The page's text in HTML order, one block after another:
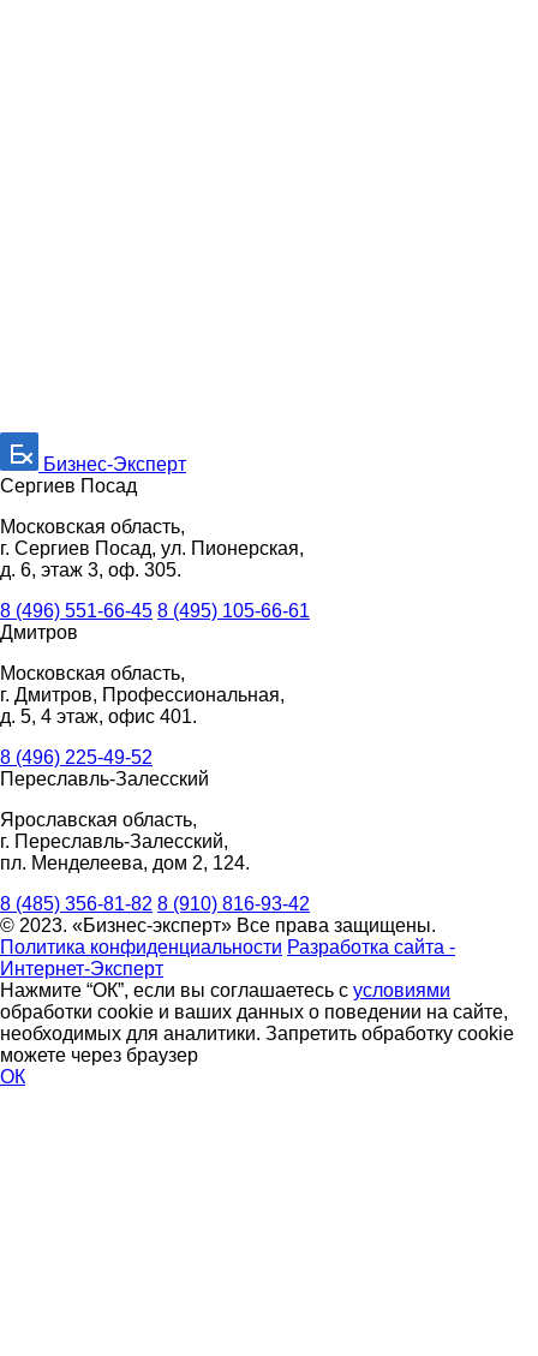
Бизнес-Эксперт
Сергиев Посад
Московская область,
г. Сергиев Посад, ул. Пионерская,
д. 6, этаж 3, оф. 305.
8 (496) 551-66-45 8 (495) 105-66-61
Дмитров
Московская область,
г. Дмитров, Профессиональная,
д. 5, 4 этаж, офис 401.
8 (496) 225-49-52
Переславль-Залесский
Ярославская область,
г. Переславль-Залесский,
пл. Менделеева, дом 2, 124.
8 (485) 356-81-82 8 (910) 816-93-42
© 2023. «Бизнес-эксперт» Все права защищены.
Политика конфиденциальности Разработка сайта -
Интернет-Эксперт
Нажмите “ОК”, если вы соглашаетесь с условиями
обработки cookie и ваших данных о поведении на сайте,
необходимых для аналитики. Запретить обработку cookie
можете через браузер
ОК